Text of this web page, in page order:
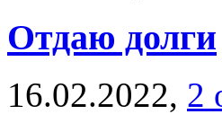
Отдаю долги
16.02.2022, 2